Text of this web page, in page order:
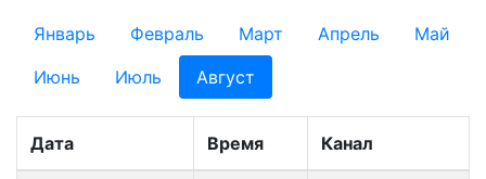
Январь Февраль Март Апрель
Май
Июнь
Июль Август
Дата Время Канал